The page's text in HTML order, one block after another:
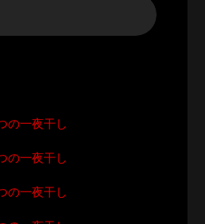
の一夜干し
の一夜干し
の一夜干し